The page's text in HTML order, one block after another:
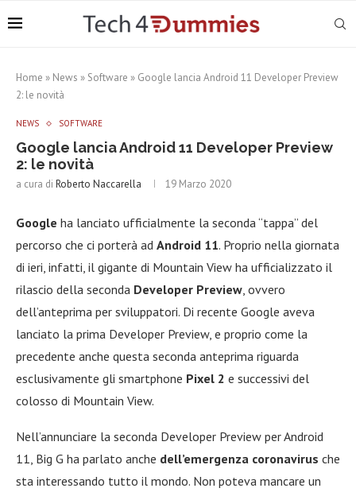
Home » News » Software » Google lancia Android 11 Developer Preview
2: le novità
NEWS SOFTWARE
Google lancia Android 11 Developer Preview
2: le novità
a cura di Roberto Naccarella 19 Marzo 2020
Google ha lanciato ufficialmente la seconda “tappa” del
percorso che ci porterà ad Android 11. Proprio nella giornata
di ieri, infatti, il gigante di Mountain View ha ufficializzato il
rilascio della seconda Developer Preview, ovvero
dell’anteprima per sviluppatori. Di recente Google aveva
lanciato la prima Developer Preview, e proprio come la
precedente anche questa seconda anteprima riguarda
esclusivamente gli smartphone Pixel 2 e successivi del
colosso di Mountain View.
Nell’annunciare la seconda Developer Preview per Android
11, Big G ha parlato anche dell’emergenza coronavirus che
sta interessando tutto il mondo. Non poteva mancare un